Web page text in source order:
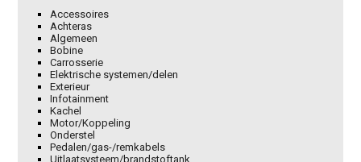
Accessoires
Achteras
Algemeen
Bobine
Carrosserie
Elektrische systemen/delen
Exterieur
Infotainment
Kachel
Motor/Koppeling
Onderstel
Pedalen/gas-/remkabels
Uitlaatsysteem/brandstoftank